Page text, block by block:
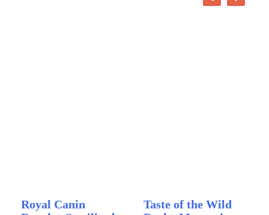
Royal Canin
Taste of the Wild